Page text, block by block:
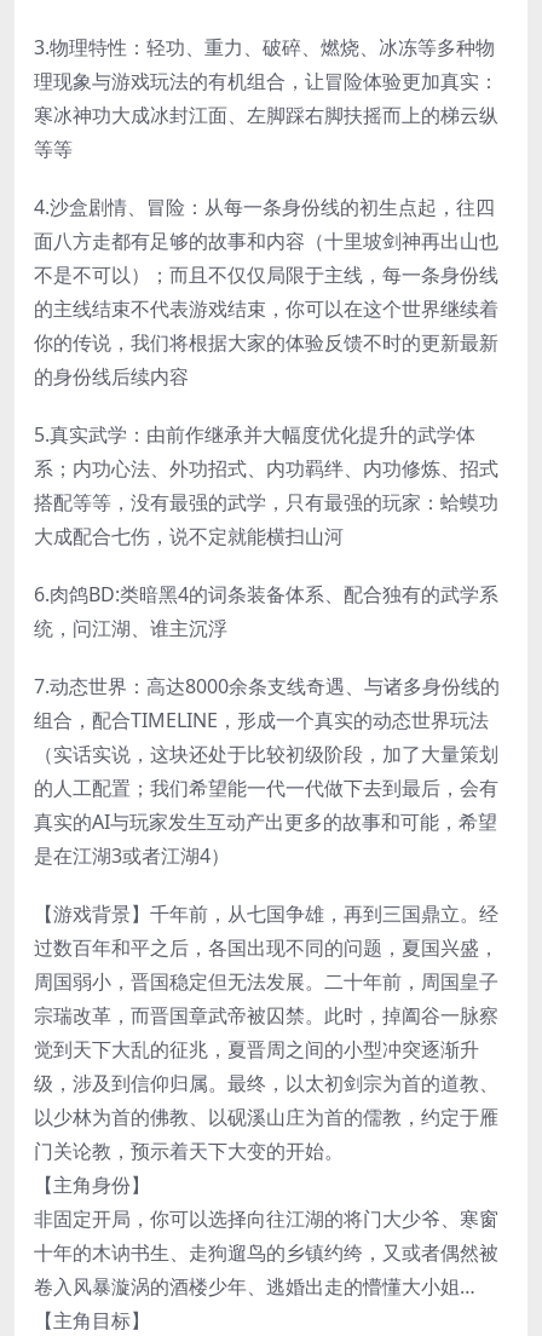
3.物理特性：轻功、重力、破碎、燃烧、冰冻等多种物
理现象与游戏玩法的有机组合，让冒险体验更加真实：
寒冰神功大成冰封江面、左脚踩右脚扶摇而上的梯云纵
等等
4.沙盒剧情、冒险：从每一条身份线的初生点起，往四
面八方走都有足够的故事和内容（十里坡剑神再出山也
不是不可以）；而且不仅仅局限于主线，每一条身份线
的主线结束不代表游戏结束，你可以在这个世界继续着
你的传说，我们将根据大家的体验反馈不时的更新最新
的身份线后续内容
5.真实武学：由前作继承并大幅度优化提升的武学体
系；内功心法、外功招式、内功羁绊、内功修炼、招式
搭配等等，没有最强的武学，只有最强的玩家：蛤蟆功
大成配合七伤，说不定就能横扫山河
6.肉鸽BD:类暗黑4的词条装备体系、配合独有的武学系
统，问江湖、谁主沉浮
7.动态世界：高达8000余条支线奇遇、与诸多身份线的
组合，配合TIMELINE，形成一个真实的动态世界玩法
（实话实说，这块还处于比较初级阶段，加了大量策划
的人工配置；我们希望能一代一代做下去到最后，会有
真实的AI与玩家发生互动产出更多的故事和可能，希望
是在江湖3或者江湖4）
【游戏背景】千年前，从七国争雄，再到三国鼎立。经
过数百年和平之后，各国出现不同的问题，夏国兴盛，
周国弱小，晋国稳定但无法发展。二十年前，周国皇子
宗瑞改革，而晋国章武帝被囚禁。此时，掉阖谷一脉察
觉到天下大乱的征兆，夏晋周之间的小型冲突逐渐升
级，涉及到信仰归属。最终，以太初剑宗为首的道教、
以少林为首的佛教、以砚溪山庄为首的儒教，约定于雁
门关论教，预示着天下大变的开始。
【主角身份】
非固定开局，你可以选择向往江湖的将门大少爷、寒窗
十年的木讷书生、走狗遛鸟的乡镇约绔，又或者偶然被
卷入风暴漩涡的酒楼少年、逃婚出走的懵懂大小姐…
【主角目标】